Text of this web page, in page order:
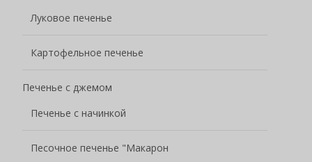
Луковое печенье
Картофельное печенье
Печенье с джемом
Печенье с начинкой
Песочное печенье "Макарон